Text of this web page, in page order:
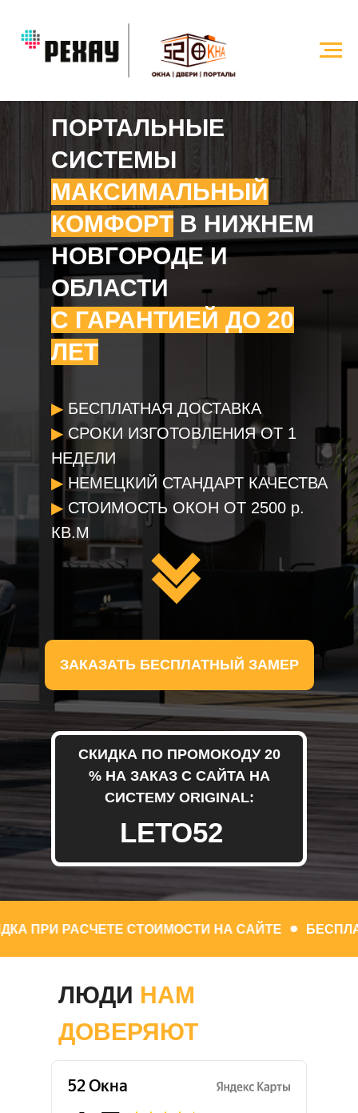
ПОРТАЛЬНЫЕ
СИСТЕМЫ
МАКСИМАЛЬНЫЙ
КОМФОРТ В НИЖНЕМ
НОВГОРОДЕ И
ОБЛАСТИ
С ГАРАНТИЕЙ ДО 20
ЛЕТ
ЗАКАЗАТЬ БЕСПЛАТНЫЙ ЗАМЕР
▶ БЕСПЛАТНАЯ ДОСТАВКА
▶ СРОКИ ИЗГОТОВЛЕНИЯ ОТ 1
НЕДЕЛИ
▶ НЕМЕЦКИЙ СТАНДАРТ КАЧЕСТВА
▶ СТОИМОСТЬ ОКОН ОТ 2500 р.
КВ.М
СКИДКА ПО ПРОМОКОДУ 20
% НА ЗАКАЗ С САЙТА НА
СИСТЕМУ ORIGINAL:
LETO52
СКИДКА ПРИ РАСЧЕТЕ СТОИМОСТИ НА САЙТЕ
ЛЮДИ НАМ
ДОВЕРЯЮТ